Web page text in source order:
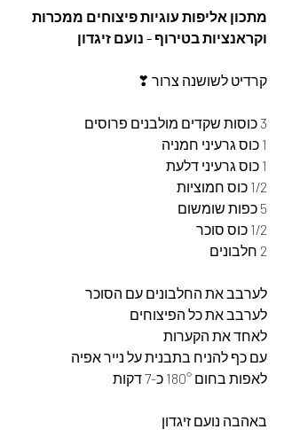
מתכון אליפות עוגיות פיצוחים ממכרות
וקראנציות בטירוף - נועם זיגדון
קרדיט לשושנה צרור ❣
3 כוסות שקדים מולבנים פרוסים
1 כוס גרעיני חמניה
1 כוס גרעיני דלעת
1/2 כוס חמוציות
5 כפות שומשום
1/2 כוס סוכר
2 חלבונים
לערבב את החלבונים עם הסוכר
לערבב את כל הפיצוחים
לאחד את הקערות
עם כף להניח בתבנית על נייר אפיה
לאפות בחום 180° כ-7 דקות
באהבה נועם זיגדון